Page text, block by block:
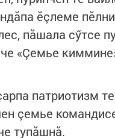
ӗçлеме
пăшала сӳтсе
«Çемье
патриотизм
çемье
тупăшнă.